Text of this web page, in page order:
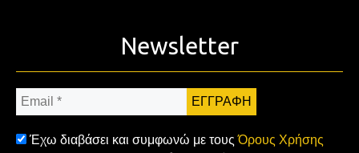
Newsletter
Email
*
Έχω διαβάσει και συμφωνώ με τουςΌρους Χρήσης